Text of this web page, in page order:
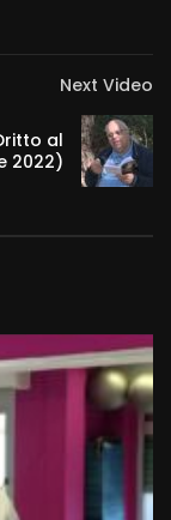
Next Video
al
2022)